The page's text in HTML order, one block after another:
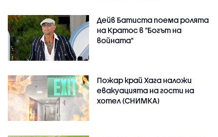
Дейв Батиста поема ролята
на Кратос в "Богът на
войната"
Пожар край Хага наложи
евакуацията на гости на
хотел (СНИМКА)